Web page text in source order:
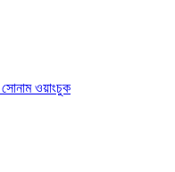
সোনাম ওয়াংচুক